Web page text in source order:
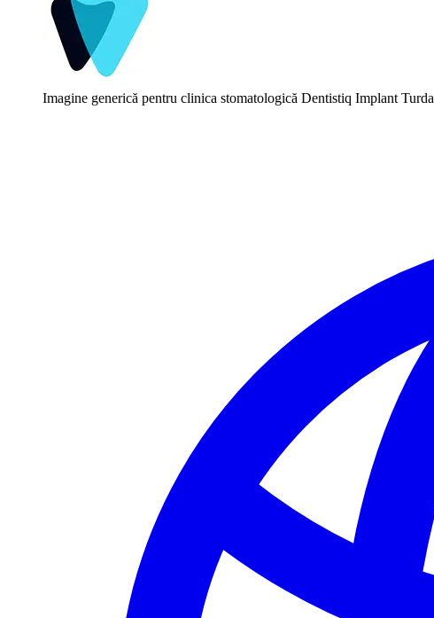
Imagine generică pentru clinica stomatologică Dentistiq Implant Turda